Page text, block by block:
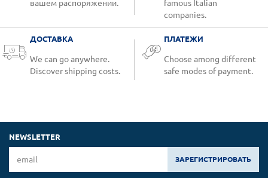
вашем распоряжении.
famous Italian
companies.
ДОСТАВКА
We can go anywhere.
Discover shipping costs.
ПЛАТЕЖИ
Choose among different
safe modes of payment.
NEWSLETTER
ЗАРЕГИСТРИРОВАТЬ